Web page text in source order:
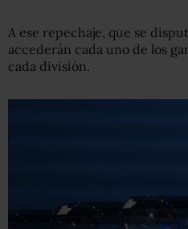
A ese repechaje, que se
accederán cada uno de los
cada división.